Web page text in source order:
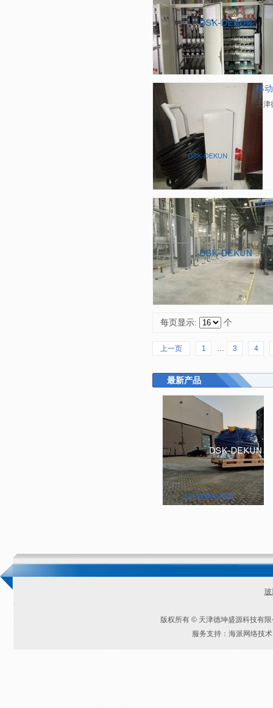
移
天津
仓
天津
每页显示: 个
上一页 1 3 4
最新产品
齿轮箱整机包装
版权所有 © 天津德坤盛源科技有
服务支持：海派网络技